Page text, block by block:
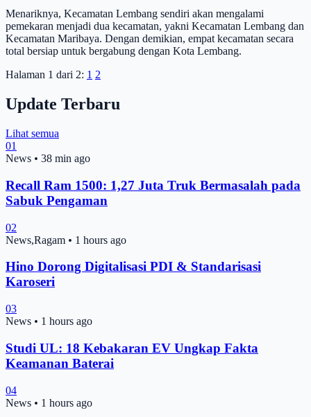
Menariknya, Kecamatan Lembang sendiri akan mengalami
pemekaran menjadi dua kecamatan, yakni Kecamatan Lembang dan
Kecamatan Maribaya. Dengan demikian, empat kecamatan secara
total bersiap untuk bergabung dengan Kota Lembang.
Halaman 1 dari 2: 1 2
Update Terbaru
Lihat semua
01
News • 38 min ago
Recall Ram 1500: 1,27 Juta Truk Bermasalah pada
Sabuk Pengaman
02
News,Ragam • 1 hours ago
Hino Dorong Digitalisasi PDI & Standarisasi
Karoseri
03
News • 1 hours ago
Studi UL: 18 Kebakaran EV Ungkap Fakta
Keamanan Baterai
04
News • 1 hours ago